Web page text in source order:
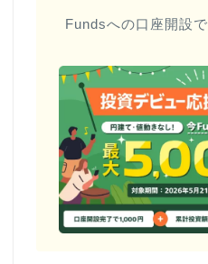
Fundsへの口座開設で